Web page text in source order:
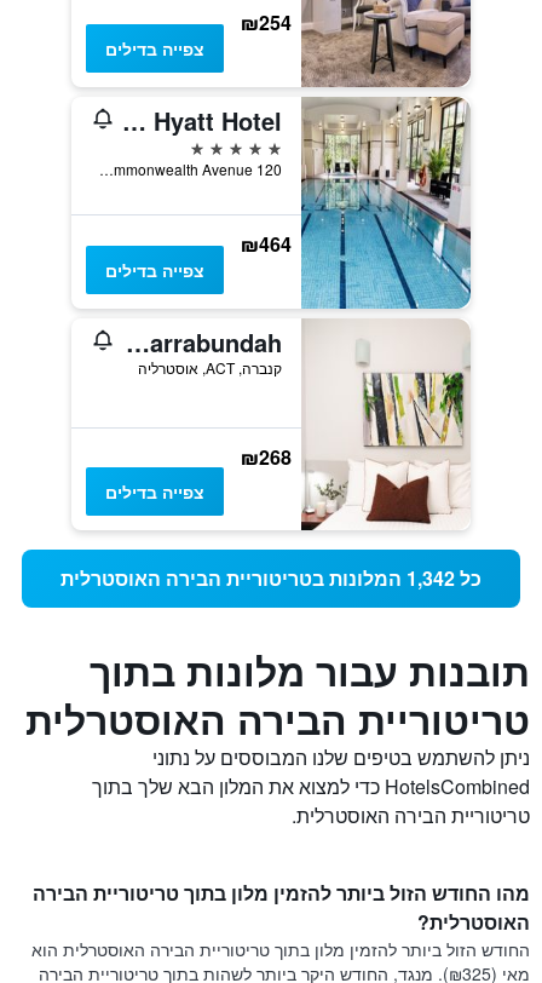
₪254
צפייה בדילים
Hyatt Hotel Canberra- A Park Hyatt Hotel
5 כוכבים
120 Commonwealth Avenue, קנברה, ACT, אוסטרליה
₪464
צפייה בדילים
Punthill Narrabundah
קנברה, ACT, אוסטרליה
₪268
צפייה בדילים
כל 1,342 המלונות בטריטוריית הבירה האוסטרלית
תובנות עבור מלונות בתוך
טריטוריית הבירה האוסטרלית
ניתן להשתמש בטיפים שלנו המבוססים על נתוני
HotelsCombined כדי למצוא את המלון הבא שלך בתוך
טריטוריית הבירה האוסטרלית.
מהו החודש הזול ביותר להזמין מלון בתוך טריטוריית הבירה
האוסטרלית?
החודש הזול ביותר להזמין מלון בתוך טריטוריית הבירה האוסטרלית הוא
מאי (₪325). מנגד, החודש היקר ביותר לשהות בתוך טריטוריית הבירה